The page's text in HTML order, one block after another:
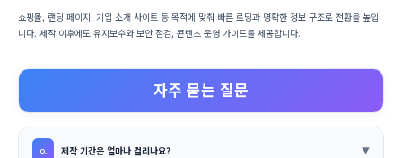
쇼핑몰, 랜딩 페이지, 기업 소개 사이트 등 목적에 맞춰 빠른 로딩과 명확한 정보 구조로 전환을 높입
니다. 제작 이후에도 유지보수와 보안 점검, 콘텐츠 운영 가이드를 제공합니다.
자주 묻는 질문
제작 기간은 얼마나 걸리나요?